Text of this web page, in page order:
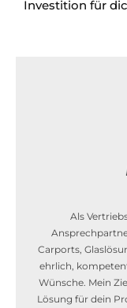
Investition für
Als
Carports,
ehrlich,
Wünsche. Mein
Lösung für dein